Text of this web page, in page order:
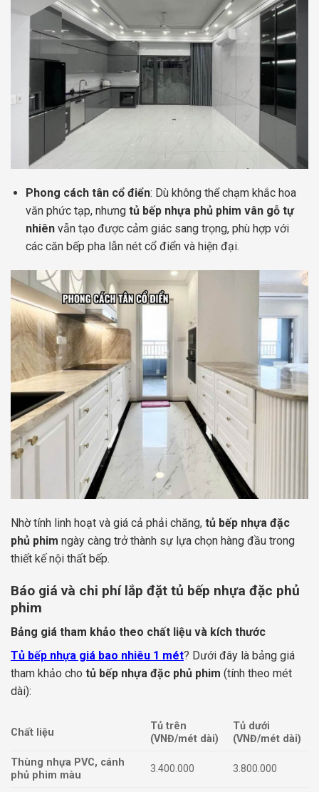
Phong cách tân cổ điển: Dù không thể chạm khắc hoa
văn phức tạp, nhưng tủ bếp nhựa phủ phim vân gỗ tự
nhiênvẫn tạo được cảm giác sang trọng, phù hợp với
các căn bếp pha lẫn nét cổ điển và hiện đại.
Nhờ tính linh hoạt và giá cả phải chăng, tủ bếp nhựa đặc
phủ phim ngày càng trở thành sự lựa chọn hàng đầu trong
thiết kế nội thất bếp.
Báo giá và chi phí lắp đặt tủ bếp nhựa đặc phủ
phim
Bảng giá tham khảo theo chất liệu và kích thước
Tủ bếp nhựa giá bao nhiêu 1 mét? Dưới đây là bảng giá
tham khảo cho tủ bếp nhựa đặc phủ phim (tính theo mét
dài):
Chất liệu
Tủ trên
(VNĐ/mét dài)
Tủ dưới
(VNĐ/mét dài)
Thùng nhựa PVC, cánh
phủ phim màu
3.400.000 3.800.000